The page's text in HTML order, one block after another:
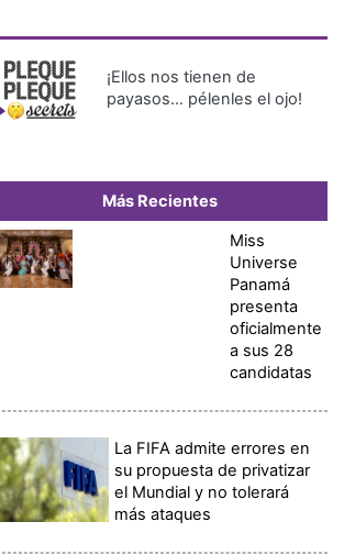
¡Ellos nos tienen de
payasos… pélenles el ojo!
Más Recientes
Miss
Universe
Panamá
presenta
oficialmente
a sus 28
candidatas
La FIFA admite errores en
su propuesta de privatizar
el Mundial y no tolerará
más ataques